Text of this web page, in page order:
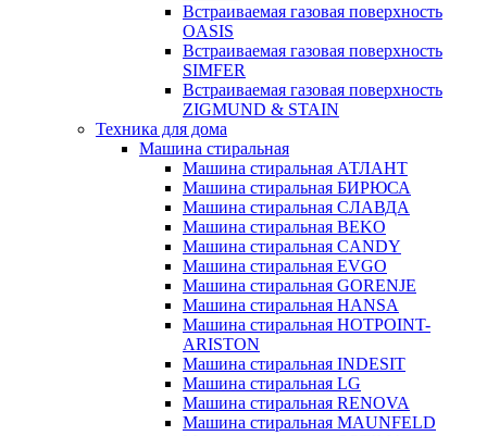
Встраиваемая газовая поверхность
OASIS
Встраиваемая газовая поверхность
SIMFER
Встраиваемая газовая поверхность
ZIGMUND & STAIN
Техника для дома
Машина стиральная
Машина стиральная АТЛАНТ
Машина стиральная БИРЮСА
Машина стиральная СЛАВДА
Машина стиральная BEKO
Машина стиральная CANDY
Машина стиральная EVGO
Машина стиральная GORENJE
Машина стиральная HANSA
Машина стиральная HOTPOINT-
ARISTON
Машина стиральная INDESIT
Машина стиральная LG
Машина стиральная RENOVA
Машина стиральная MAUNFELD